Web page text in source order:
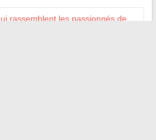
rassemblent les passionnés de